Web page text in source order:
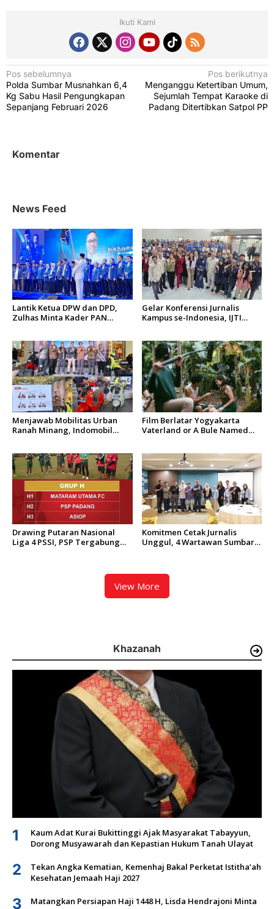
Ikuti Kami
N
a
v
a
p
o
Pos sebelumnya
Polda Sumbar Musnahkan 6,4
Kg Sabu Hasil Pengungkapan
Sepanjang Februari 2026
Pos berikutnya
Menganggu Ketertiban Umum,
Sejumlah Tempat Karaoke di
Padang Ditertibkan Satpol PP
Komentar
News Feed
Lantik Ketua DPW dan DPD,
Zulhas Minta Kader PAN
Gelar Konferensi Jurnalis
Kampus se-Indonesia, IJTI
Digital
Menjawab Mobilitas Urban
Ranah Minang, Indomobil
Film Berlatar Yogyakarta
Vaterland or A Bule Named
Drawing Putaran Nasional
Liga 4 PSSI, PSP Tergabung
Komitmen Cetak Jurnalis
Unggul, 4 Wartawan Sumbar
View More
Khazanah
1
Kaum Adat Kurai Bukittinggi Ajak Masyarakat Tabayyun,
Dorong Musyawarah dan Kepastian Hukum Tanah Ulayat
2
Tekan Angka Kematian, Kemenhaj Bakal Perketat Istitha’ah
Kesehatan Jemaah Haji 2027
3
Matangkan Persiapan Haji 1448 H, Lisda Hendrajoni Minta